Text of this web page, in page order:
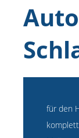
für den